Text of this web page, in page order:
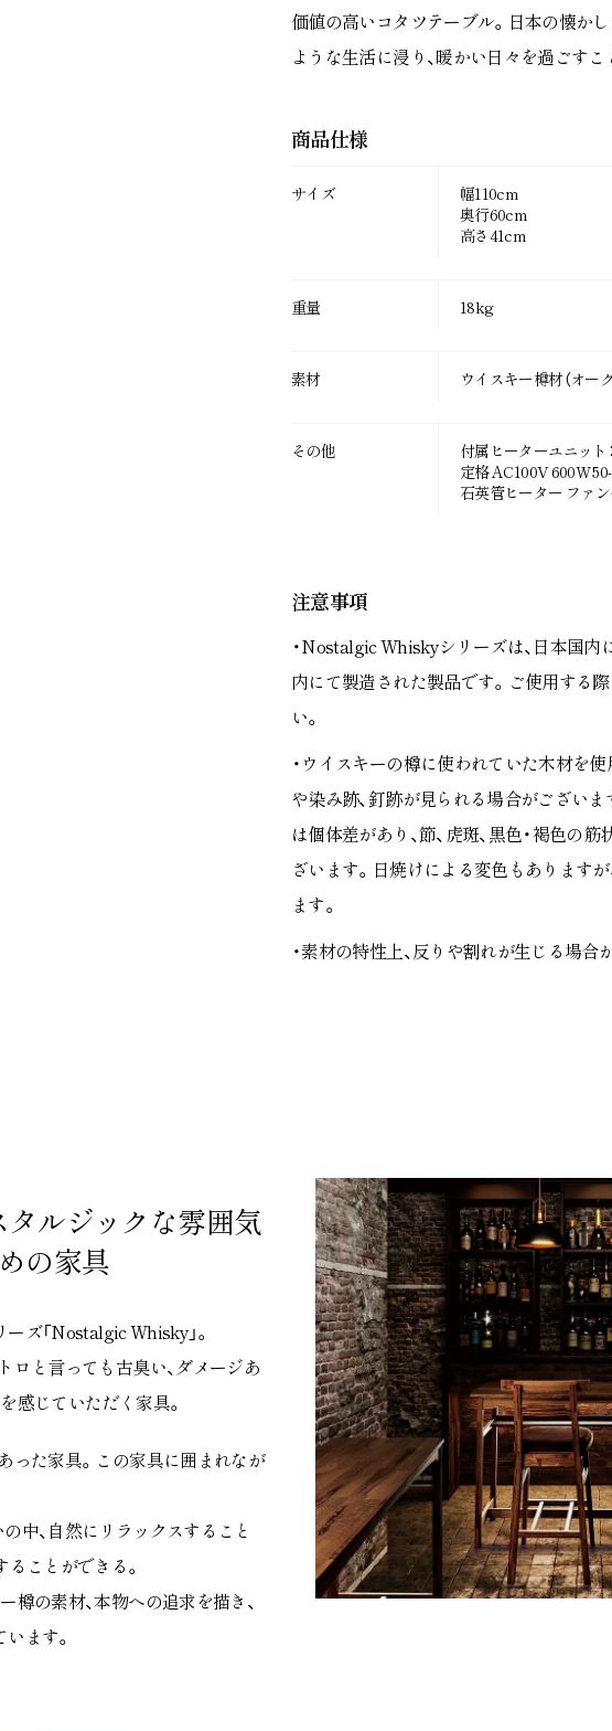
お問い合わせ 利用規約 プライバ
価値の高いコタツテーブル。日本の懐か
ような生活に浸り、暖かい日々を過ごす
商品仕様
サイズ
幅110cm
奥行60cm
高さ41cm
重量 18kg
素材 ウイスキー樽材（オー
その他
付属ヒーターユニッ
定格 AC100V 600W
石英管ヒーター ファ
注意事項
・Nostalgic Whiskyシリーズは、日本国内
内にて製造された製品です。ご使用する
い。
・ウイスキーの樽に使われていた木材を
や染み跡、釘跡が見られる場合がござい
は個体差があり、節、虎斑、黒色・褐色の
ざいます。日焼けによる変色もあります
ます。
・素材の特性上、反りや割れが生じる場合
ルジックな雰囲気
の家具
ズ「Nostalgic Whisky」。
ロと言っても古臭い、ダメージあ
感じていただく家具。
った家具。この家具に囲まれなが
中、自然にリラックスすること
ことができる。
樽の素材、本物への追求を描き、
ます。